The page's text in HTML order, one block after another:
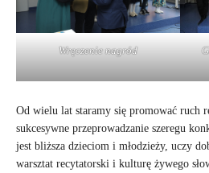
Wręczenie nagród
Od wielu lat staramy się promować ruch
sukcesywne przeprowadzanie szeregu
jest bliższa dzieciom i młodzieży, uczy
warsztat recytatorski i kulturę żywego